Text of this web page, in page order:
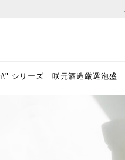
シリーズ 咲元酒造厳選泡盛